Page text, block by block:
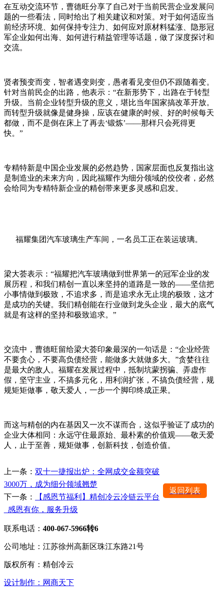
在互动交流环节，曹德旺分享了自己对于当前民营企业发展问
题的一些看法，同时给出了相关建议和对策。对于如何适应当
前经济环境、如何保持专注力、如何应对原材料猛涨、隐形冠
军企业如何出海、如何进行精益管理等话题，做了深度探讨和
交流。
贤者预变而变，智者遇变则变，愚者看见变但仍不跟随着变。
针对当前民企的出路，他表示：“在新形势下，出路在于转型
升级。当前企业转型升级的意义，堪比当年国家搞改革开放。
而转型升级就像是健身操，应该在健康的时候、好的时候每天
都做，而不是倒在床上了再去‘锻炼’——那样只会死得更
快。”
专精特新是中国企业发展的必然趋势，国家层面也反复指出这
是制造业的未来方向，因此福耀作为细分领域的佼佼者，必然
会给同为专精特新企业的精创带来更多灵感和启发。
福耀集团汽车玻璃生产车间，一名员工正在装运玻璃。
梁大荟表示：“福耀把汽车玻璃做到世界第一的冠军企业的发
展历程，和我们精创一直以来坚持的道路是一致的——坚信把
小事情做到极致，不追求多，而是追求永无止境的极致，这才
是成功的关键。我们精创能在行业做到龙头企业，最大的底气
就是有这样的坚持和极致追求。”
交流中，曹德旺留给梁大荟印象最深的一句话是：“企业经营
不要贪心，不要高负债经营，能做多大就做多大。”贪婪往往
是最大的敌人。福耀在发展过程中，抵制坑蒙拐骗、弄虚作
假，坚守主业，不搞多元化，用利润扩张，不搞负债经营，规
规矩矩做事，敬天爱人，一步一个脚印终成正果。
而这与精创的内在基因又一次不谋而合，这似乎验证了成功的
企业大体相同：永远守住最原始、最朴素的价值观——敬天爱
人，止于至善，规矩做事，创新科技，创造价值。
上一条： 双十一捷报出炉：全网成交金额突破
3000万，成为细分领域翘楚
下一条：
【感恩节福利】精创冷云冷链云平台
_感恩有你，服务升级
返回列表
联系电话： 400-067-5966转6
公司地址：江苏徐州高新区珠江东路21号
版权所有：精创冷云
设计制作：网商天下